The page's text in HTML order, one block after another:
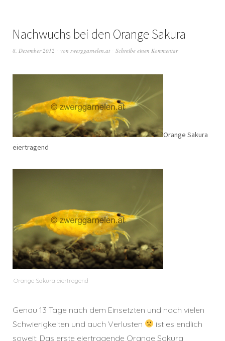
Nachwuchs bei den Orange Sakura
8. Dezember 2012 von zwerggarnelen.at Schreibe einen Kommentar
Orange Sakura
eiertragend
Orange Sakura eiertragend
Genau 13 Tage nach dem Einsetzten und nach vielen
Schwierigkeiten und auch Verlusten
ist es endlich
soweit: Das erste eiertragende Orange Sakura